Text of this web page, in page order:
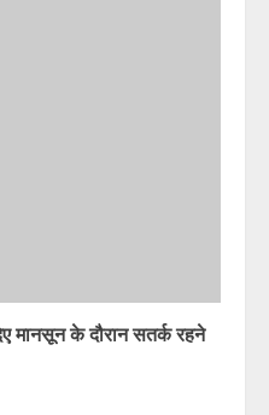
मानसून के दौरान सतर्क रहने